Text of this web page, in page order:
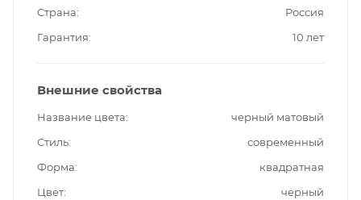
Страна
Россия
Гарантия
10 лет
Внешние свойства
Название цвета
черный матовый
Стиль
современный
Форма
квадратная
Цвет
черный